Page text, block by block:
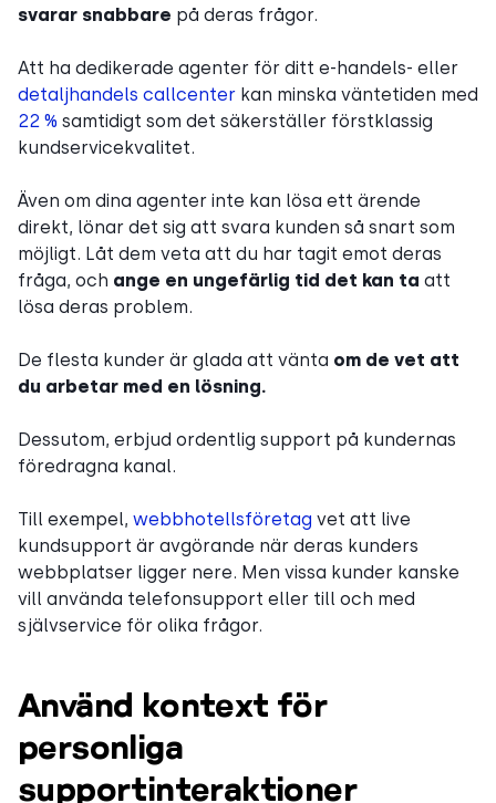
svarar snabbare på deras frågor.
Att ha dedikerade agenter för ditt e-handels- eller
detaljhandels callcenter kan minska väntetiden med
22 % samtidigt som det säkerställer förstklassig
kundservicekvalitet.
Även om dina agenter inte kan lösa ett ärende
direkt, lönar det sig att svara kunden så snart som
möjligt. Låt dem veta att du har tagit emot deras
fråga, och ange en ungefärlig tid det kan ta att
lösa deras problem.
De flesta kunder är glada att vänta om de vet att
du arbetar med en lösning.
Dessutom, erbjud ordentlig support på kundernas
föredragna kanal.
Till exempel, webbhotellsföretag vet att live
kundsupport är avgörande när deras kunders
webbplatser ligger nere. Men vissa kunder kanske
vill använda telefonsupport eller till och med
självservice för olika frågor.
Använd kontext för
personliga
supportinteraktioner